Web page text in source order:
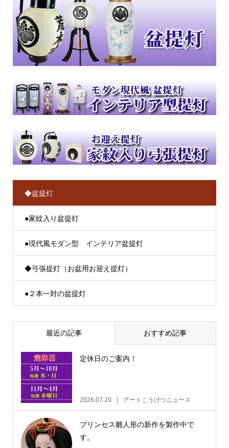
◆盆提灯
●家紋入り盆提灯
●現代風モダン型 インテリア盆提灯
◆弓張提灯（お盆用お迎え提灯）
●２本一対の盆提灯
最近の記事 おすすめ記事
定休日のご案内！
2026.07.20 アートこうげつニュース
プリンセス雛人形の新作を製作中で
す。